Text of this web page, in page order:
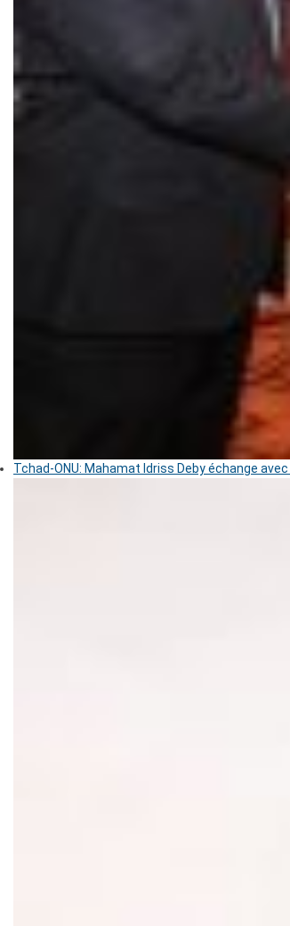
Tchad-ONU: Mahamat Idriss Deby échange avec